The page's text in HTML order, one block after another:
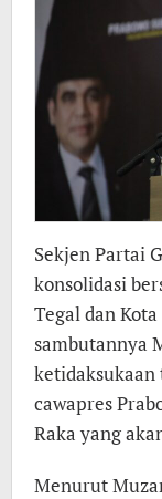
Sekjen Partai
konsolidasi
Tegal dan
sambutannya
ketidaksukaan
cawapres
Raka yang
Menurut